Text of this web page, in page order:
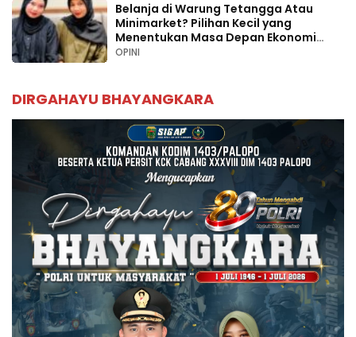
Belanja di Warung Tetangga Atau
Minimarket? Pilihan Kecil yang
Menentukan Masa Depan Ekonomi
Palopo
OPINI
DIRGAHAYU BHAYANGKARA